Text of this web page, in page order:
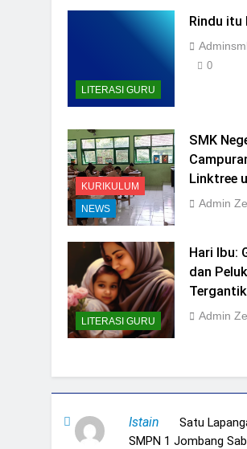
LITERASI GURU
Rindu itu
0
KURIKULUM
NEWS
SMK
Linktree
Admin
LITERASI GURU
Hari Ibu:
dan
Admin
Istain onSatu
SMPN 1 Jombang